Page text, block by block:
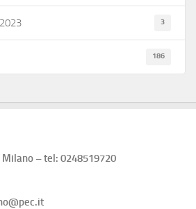
3
186
– tel: 0248519720